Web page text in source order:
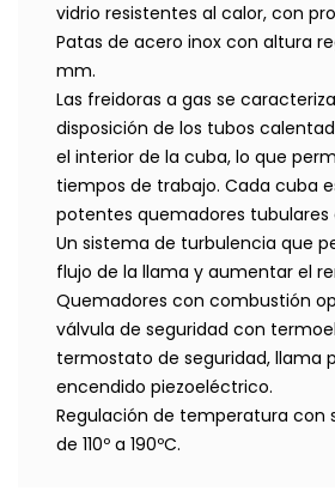
vidrio resistentes al calor, con
Patas de acero inox con altura
mm.
Las freidoras a gas se
disposición de los tubos
el interior de la cuba, lo que
tiempos de trabajo. Cada cuba
potentes quemadores tubulares
Un sistema de turbulencia que
flujo de la llama y aumentar el
Quemadores con combustión
válvula de seguridad con
termostato de seguridad, llama
encendido piezoeléctrico.
Regulación de temperatura con
de 110º a 190ºC.